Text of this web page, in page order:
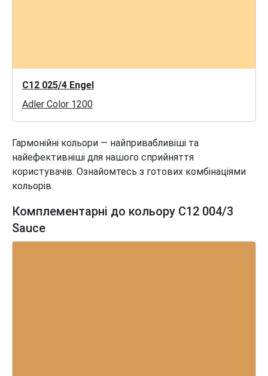
C12 025/4 Engel
Adler Color 1200
Гармонійні кольори — найпривабливіші та
найефективніші для нашого сприйняття
користувачів. Ознайомтесь з готових комбінаціями
кольорів.
Комплементарні до кольору C12 004/3
Sauce